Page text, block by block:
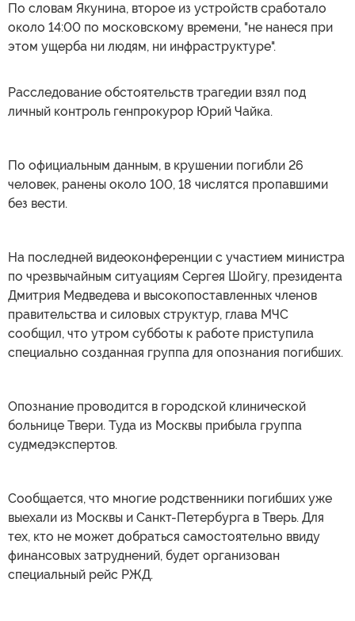
По словам Якунина, второе из устройств сработало
около 14:00 по московскому времени, "не нанеся при
этом ущерба ни людям, ни инфраструктуре".
Расследование обстоятельств трагедии взял под
личный контроль генпрокурор Юрий Чайка.
По официальным данным, в крушении погибли 26
человек, ранены около 100, 18 числятся пропавшими
без вести.
На последней видеоконференции с участием министра
по чрезвычайным ситуациям Сергея Шойгу, президента
Дмитрия Медведева и высокопоставленных членов
правительства и силовых структур, глава МЧС
сообщил, что утром субботы к работе приступила
специально созданная группа для опознания погибших.
Опознание проводится в городской клинической
больнице Твери. Туда из Москвы прибыла группа
судмедэкспертов.
Сообщается, что многие родственники погибших уже
выехали из Москвы и Санкт-Петербурга в Тверь. Для
тех, кто не может добраться самостоятельно ввиду
финансовых затруднений, будет организован
специальный рейс РЖД.